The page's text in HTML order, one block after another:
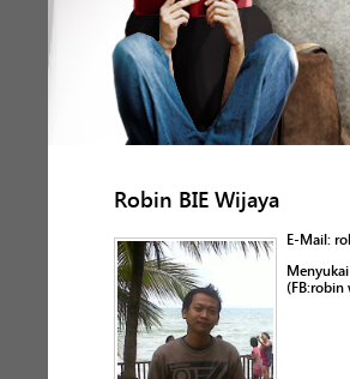
Robin BIE Wijaya
E-Mail:
(FB:robin